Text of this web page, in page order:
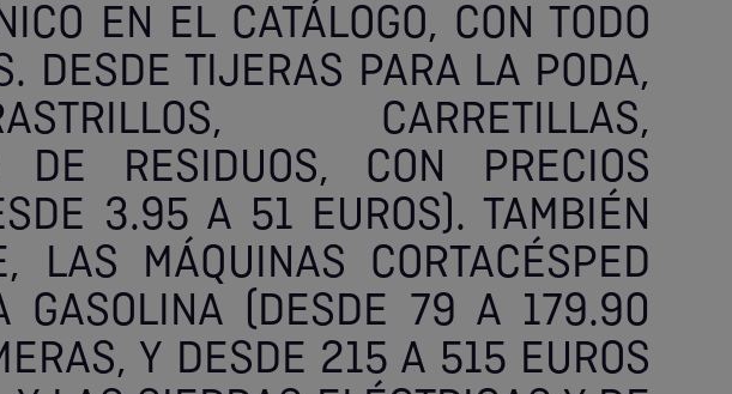
EN EL CATÁLOGO, CON TODO
DESDE TIJERAS PARA LA PODA,
CARRETILLAS,
DE RESIDUOS, CON PRECIOS
3.95 A 51 EUROS). TAMBIÉN
LAS MÁQUINAS CORTACÉSPED
GASOLINA (DESDE 79 A 179.90
Y DESDE 215 A 515 EUROS